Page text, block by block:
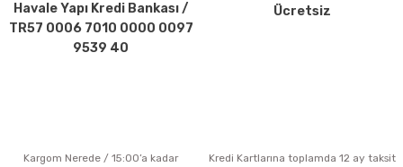
Ürün fiyatı diğer sitelerden daha pahalı.
Bu ürüne benzer farklı alternatifler olmalı.
Gönder
Havale Yapı Kredi Bankası /
TR57 0006 7010 0000 0097
9539 40
Ücretsiz
Kargom Nerede / 15:00’a kadar
Kredi Kartlarına toplamda 12 ay taksit